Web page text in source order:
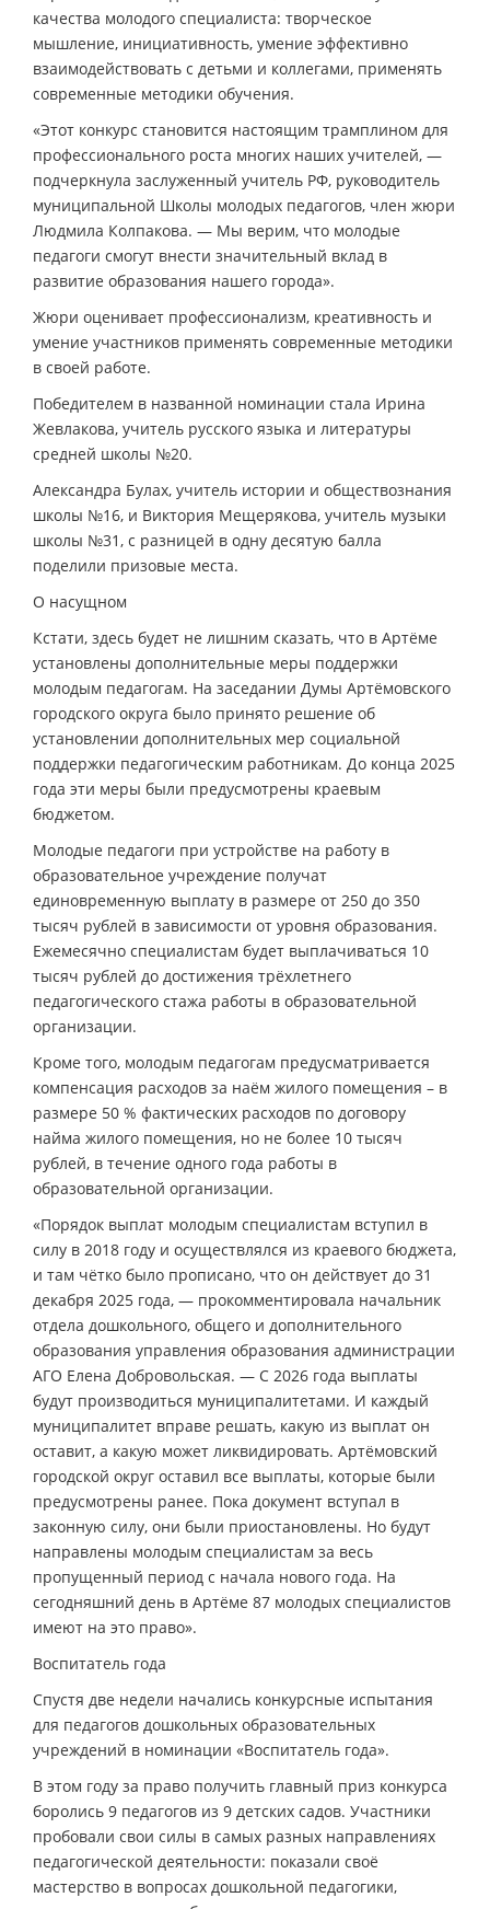
качества молодого специалиста: творческое
мышление, инициативность, умение эффективно
взаимодействовать с детьми и коллегами, применять
современные методики обучения.
«Этот конкурс становится настоящим трамплином для
профессионального роста многих наших учителей, —
подчеркнула заслуженный учитель РФ, руководитель
муниципальной Школы молодых педагогов, член жюри
Людмила Колпакова. — Мы верим, что молодые
педагоги смогут внести значительный вклад в
развитие образования нашего города».
Жюри оценивает профессионализм, креативность и
умение участников применять современные методики
в своей работе.
Победителем в названной номинации стала Ирина
Жевлакова, учитель русского языка и литературы
средней школы №20.
Александра Булах, учитель истории и обществознания
школы №16, и Виктория Мещерякова, учитель музыки
школы №31, с разницей в одну десятую балла
поделили призовые места.
О насущном
Кстати, здесь будет не лишним сказать, что в Артёме
установлены дополнительные меры поддержки
молодым педагогам. На заседании Думы Артёмовского
городского округа было принято решение об
установлении дополнительных мер социальной
поддержки педагогическим работникам. До конца 2025
года эти меры были предусмотрены краевым
бюджетом.
Молодые педагоги при устройстве на работу в
образовательное учреждение получат
единовременную выплату в размере от 250 до 350
тысяч рублей в зависимости от уровня образования.
Ежемесячно специалистам будет выплачиваться 10
тысяч рублей до достижения трёхлетнего
педагогического стажа работы в образовательной
организации.
Кроме того, молодым педагогам предусматривается
компенсация расходов за наём жилого помещения – в
размере 50 % фактических расходов по договору
найма жилого помещения, но не более 10 тысяч
рублей, в течение одного года работы в
образовательной организации.
«Порядок выплат молодым специалистам вступил в
силу в 2018 году и осуществлялся из краевого бюджета,
и там чётко было прописано, что он действует до 31
декабря 2025 года, — прокомментировала начальник
отдела дошкольного, общего и дополнительного
образования управления образования администрации
АГО Елена Добровольская. — С 2026 года выплаты
будут производиться муниципалитетами. И каждый
муниципалитет вправе решать, какую из выплат он
оставит, а какую может ликвидировать. Артёмовский
городской округ оставил все выплаты, которые были
предусмотрены ранее. Пока документ вступал в
законную силу, они были приостановлены. Но будут
направлены молодым специалистам за весь
пропущенный период с начала нового года. На
сегодняшний день в Артёме 87 молодых специалистов
имеют на это право».
Воспитатель года
Спустя две недели начались конкурсные испытания
для педагогов дошкольных образовательных
учреждений в номинации «Воспитатель года».
В этом году за право получить главный приз конкурса
боролись 9 педагогов из 9 детских садов. Участники
пробовали свои силы в самых разных направлениях
педагогической деятельности: показали своё
мастерство в вопросах дошкольной педагогики,